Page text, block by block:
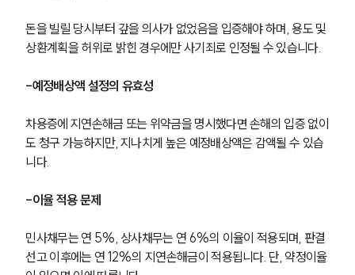
업무사례
주요 업무사례
법률정보
고객후기
돈을 빌릴 당시부터 갚을 의사가 없었음을 입증해야 하며, 용도 및
상환계획을 허위로 밝힌 경우에만 사기죄로 인정될 수 있습니다.
-예정배상액 설정의 유효성
차용증에 지연손해금 또는 위약금을 명시했다면 손해의 입증 없이
도 청구 가능하지만, 지나치게 높은 예정배상액은 감액될 수 있습
니다.
-이율 적용 문제
민사채무는 연 5%, 상사채무는 연 6%의 이율이 적용되며, 판결
선고 이후에는 연 12%의 지연손해금이 적용됩니다. 단, 약정이율